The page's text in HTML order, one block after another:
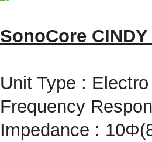
SonoCore
Unit Type :
Frequency
Impedance :